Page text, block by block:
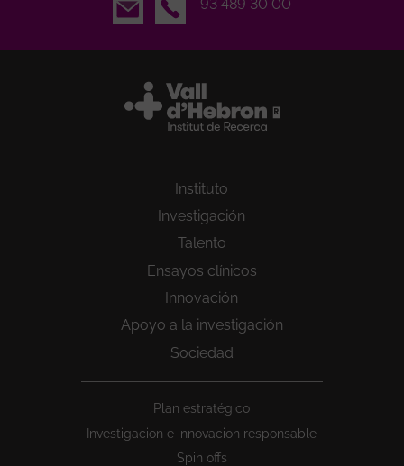
Email
93 489 30 00
Instituto
Investigación
Talento
Ensayos clínicos
Innovación
Apoyo a la investigación
Sociedad
Plan estratégico
Investigacion e innovacion responsable
Spin offs